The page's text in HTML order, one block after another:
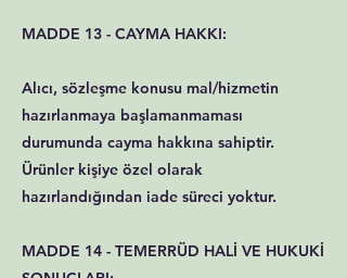
MADDE 13 - CAYMA HAKKI:
Alıcı, sözleşme konusu mal/hizmetin
hazırlanmaya başlamanmaması
durumunda cayma hakkına sahiptir.
Ürünler kişiye özel olarak
hazırlandığından iade süreci yoktur.
MADDE 14 - TEMERRÜD HALİ VE HUKUKİ